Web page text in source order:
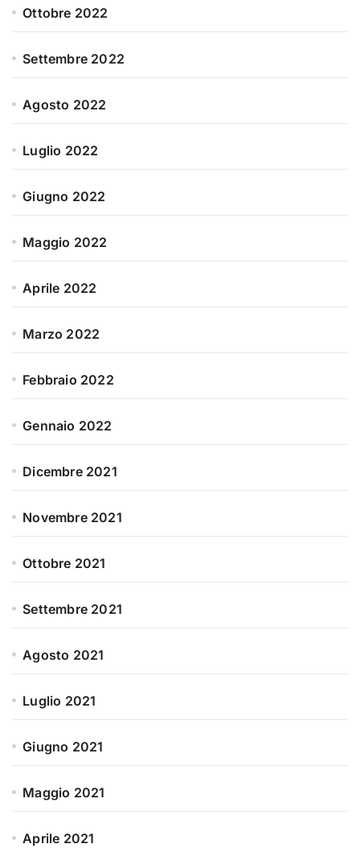
Ottobre 2022
Settembre 2022
Agosto 2022
Luglio 2022
Giugno 2022
Maggio 2022
Aprile 2022
Marzo 2022
Febbraio 2022
Gennaio 2022
Dicembre 2021
Novembre 2021
Ottobre 2021
Settembre 2021
Agosto 2021
Luglio 2021
Giugno 2021
Maggio 2021
Aprile 2021